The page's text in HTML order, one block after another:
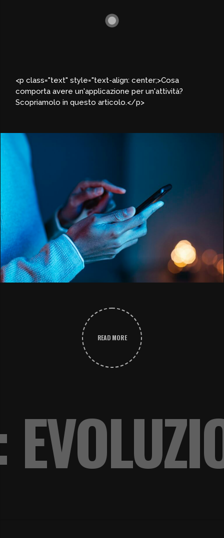
<p class="text" style="text-align: center;>Cosa
comporta avere un'applicazione per un'attività?
Scopriamolo in questo articolo.</p>
READ MORE